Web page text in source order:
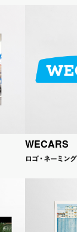
WECARS
ロゴ・ ネーミ ング